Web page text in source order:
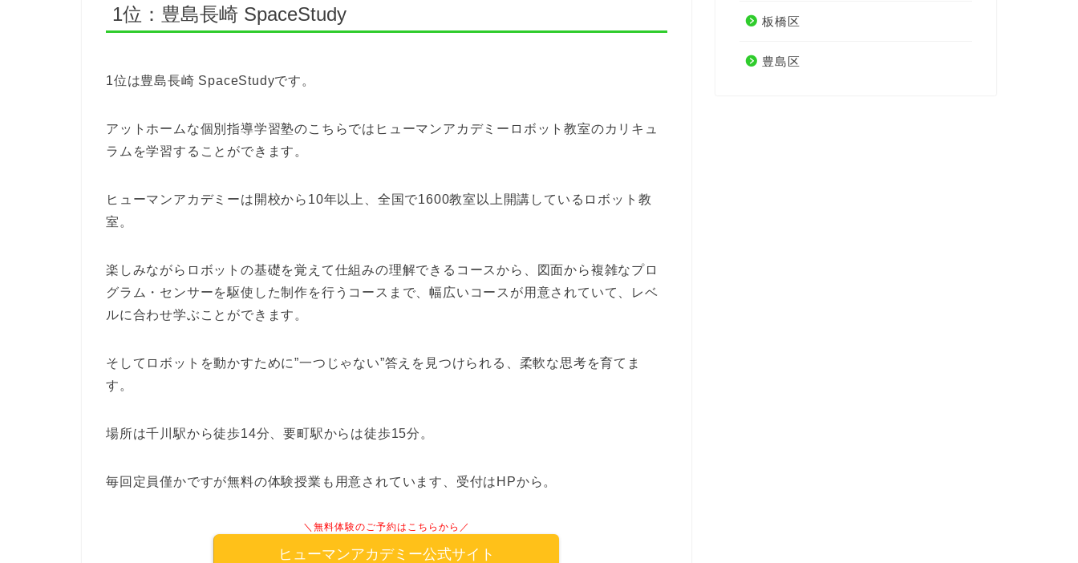
1位：豊島長崎 SpaceStudy
1位は豊島長崎 SpaceStudyです。
アットホームな個別指導学習塾のこちらではヒューマンアカデミーロボット教室のカリキュ
ラムを学習することができます。
ヒューマンアカデミーは開校から10年以上、全国で1600教室以上開講しているロボット教
室。
楽しみながらロボットの基礎を覚えて仕組みの理解できるコースから、図面から複雑なプロ
グラム・センサーを駆使した制作を行うコースまで、幅広いコースが用意されていて、レベ
ルに合わせ学ぶことができます。
そしてロボットを動かすために”一つじゃない”答えを見つけられる、柔軟な思考を育てま
す。
場所は千川駅から徒歩14分、要町駅からは徒歩15分。
毎回定員僅かですが無料の体験授業も用意されています、受付はHPから。
＼無料体験のご予約はこちらから／
ヒューマンアカデミー公式サイト
板橋区
豊島区